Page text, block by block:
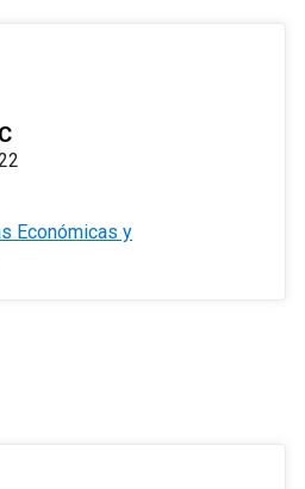
Económicas y